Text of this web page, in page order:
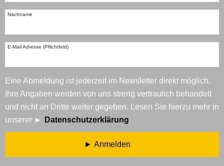
Nachname
E-Mail Adresse (Pflichtfeld)
Eine Abmeldung ist jederzeit im Newsletter direkt möglich.
Ihre Angaben werden von uns streng vertraulich behandelt
und nicht an Dritte weiter gegeben. Lesen Sie hierzu mehr in
unserer
Datenschutzerklärung.
Anmelden